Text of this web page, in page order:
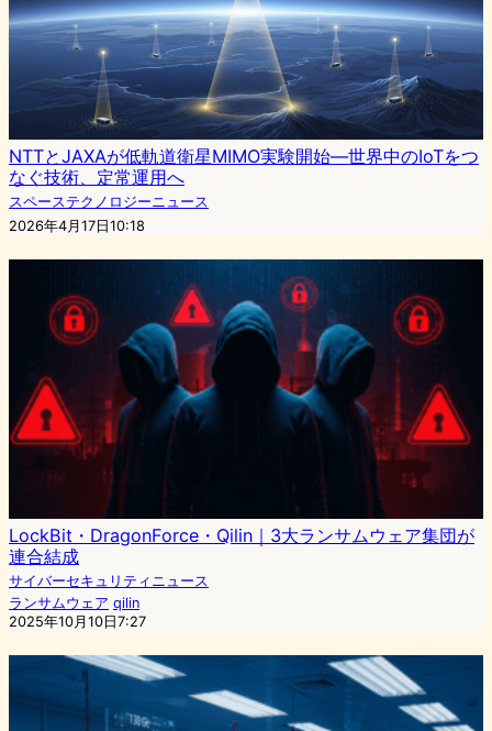
NTTとJAXAが低軌道衛星MIMO実験開始—世界中のIoTをつ
なぐ技術、定常運用へ
スペーステクノロジーニュース
2026年4月17日10:18
LockBit・DragonForce・Qilin｜3大ランサムウェア集団が
連合結成
サイバーセキュリティニュース
ランサムウェア qilin
2025年10月10日7:27